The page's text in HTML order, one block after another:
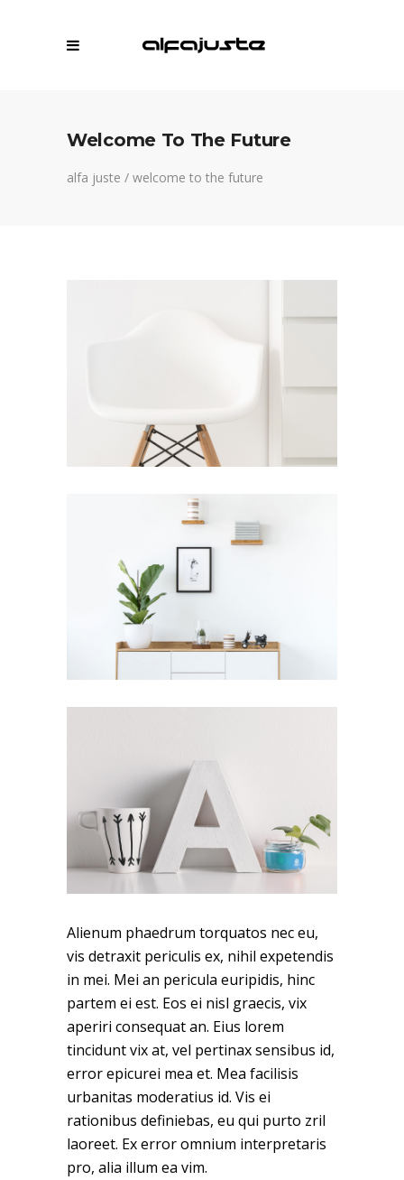
Welcome To The Future
alfa juste / welcome to the future
Alienum phaedrum torquatos nec eu,
vis detraxit periculis ex, nihil expetendis
in mei. Mei an pericula euripidis, hinc
partem ei est. Eos ei nisl graecis, vix
aperiri consequat an. Eius lorem
tincidunt vix at, vel pertinax sensibus id,
error epicurei mea et. Mea facilisis
urbanitas moderatius id. Vis ei
rationibus definiebas, eu qui purto zril
laoreet. Ex error omnium interpretaris
pro, alia illum ea vim.